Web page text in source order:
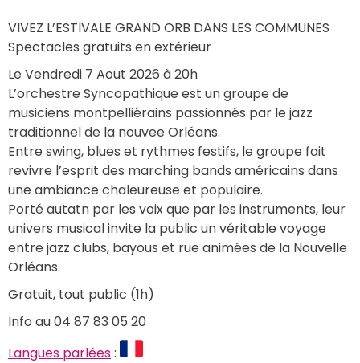
VIVEZ L’ESTIVALE GRAND ORB DANS LES COMMUNES
Spectacles gratuits en extérieur
Le Vendredi 7 Aout 2026 à 20h
L’orchestre Syncopathique est un groupe de
musiciens montpelliérains passionnés par le jazz
traditionnel de la nouvee Orléans.
Entre swing, blues et rythmes festifs, le groupe fait
revivre l’esprit des marching bands américains dans
une ambiance chaleureuse et populaire.
Porté autatn par les voix que par les instruments, leur
univers musical invite la public un véritable voyage
entre jazz clubs, bayous et rue animées de la Nouvelle
Orléans.
Gratuit, tout public (1h)
Info au 04 87 83 05 20
Langues parlées :